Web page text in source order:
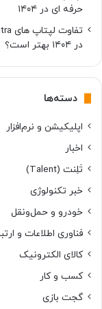
حرفه ای در ۱۴۰۴
در ۱۴۰۴ بهتر است؟
دسته‌ها
اپلیکیشن و نرم‌افزار
اخبار
تَلِنت (Talent)
خبر تکنولوژی
خودرو و حمل‌و‌نقل
فناوری اطلاعات و
کالای الکترونیک
کسب و کار
گجت بازی